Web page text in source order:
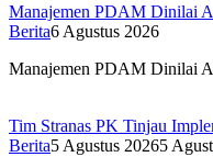
Manajemen PDAM Dinilai
Berita6 Agustus 2026
Manajemen PDAM Dinilai
Tim Stranas PK Tinjau
Berita5 Agustus 20265